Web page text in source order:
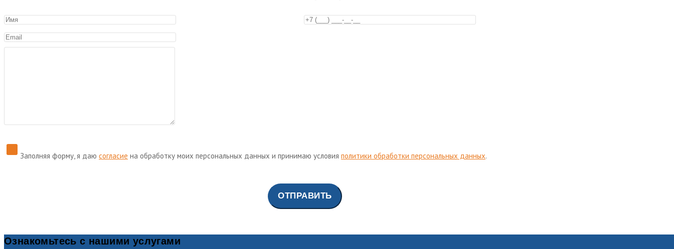
Заполняя форму, я даю согласие на обработку моих персональных данных и принимаю условия политики обработки персональных данных.
Ознакомьтесь с нашими услугами